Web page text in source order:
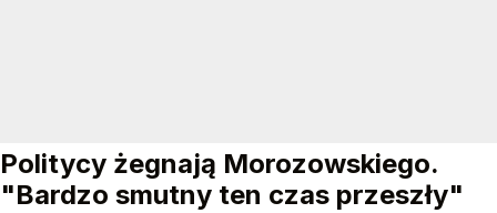
Politycy żegnają Morozowskiego.
"Bardzo smutny ten czas przeszły"